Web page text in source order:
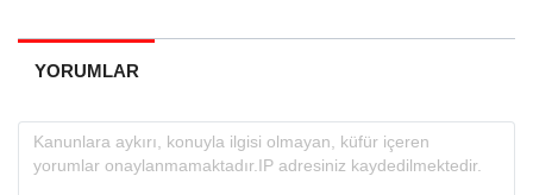
YORUMLAR